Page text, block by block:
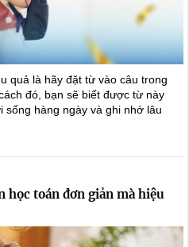
quả là hãy đặt từ vào câu trong
đó, bạn sẽ biết được từ này
hàng ngày và ghi nhớ lâu
học toán đơn giản mà hiệu